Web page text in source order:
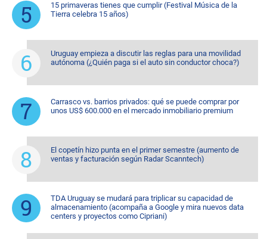
15 primaveras tienes que cumplir (Festival Música de la
Tierra celebra 15 años)
Uruguay empieza a discutir las reglas para una movilidad
autónoma (¿Quién paga si el auto sin conductor choca?)
Carrasco vs. barrios privados: qué se puede comprar por
unos US$ 600.000 en el mercado inmobiliario premium
El copetín hizo punta en el primer semestre (aumento de
ventas y facturación según Radar Scanntech)
TDA Uruguay se mudará para triplicar su capacidad de
almacenamiento (acompaña a Google y mira nuevos data
centers y proyectos como Cipriani)